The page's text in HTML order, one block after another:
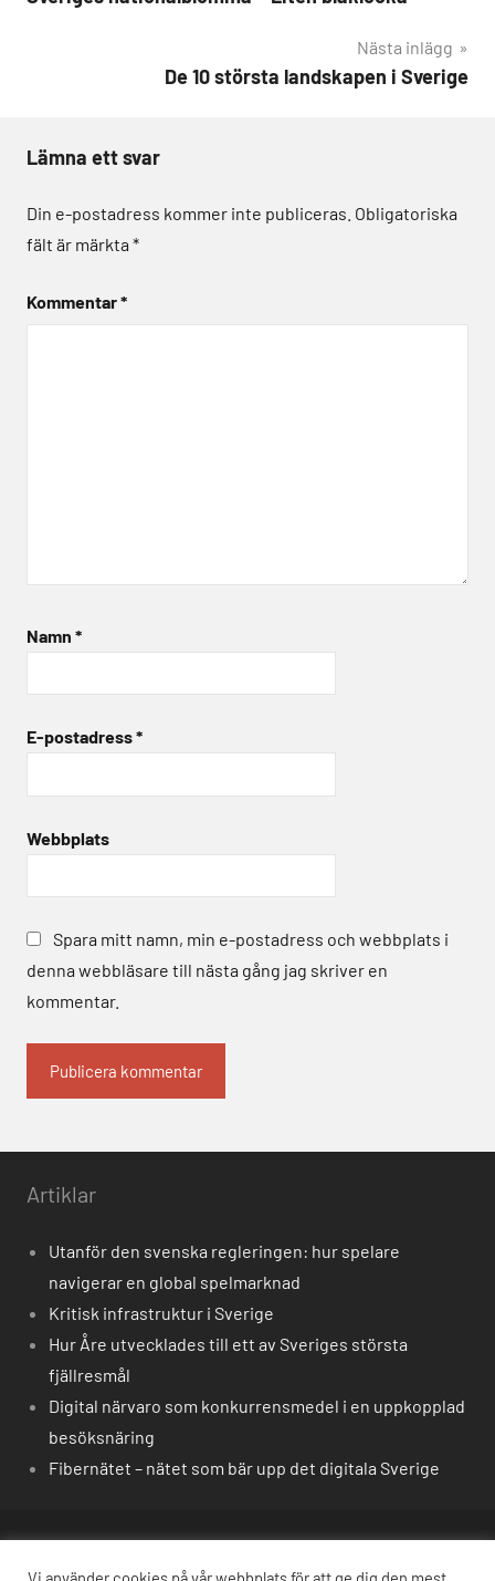
Nästa inlägg
De 10 största landskapen i Sverige
Lämna ett svar
Din e-postadress kommer inte publiceras. Obligatoriska
fält är märkta *
Kommentar*
Namn *
E-postadress*
Webbplats
Spara mitt namn, min e-postadress och webbplats i
denna webbläsare till nästa gång jag skriver en
kommentar.
Artiklar
Utanför den svenska regleringen: hur spelare
navigerar en global spelmarknad
Kritisk infrastruktur i Sverige
Hur Åre utvecklades till ett av Sveriges största
fjällresmål
Digital närvaro som konkurrensmedel i en uppkopplad
besöksnäring
Fibernätet – nätet som bär upp det digitala Sverige